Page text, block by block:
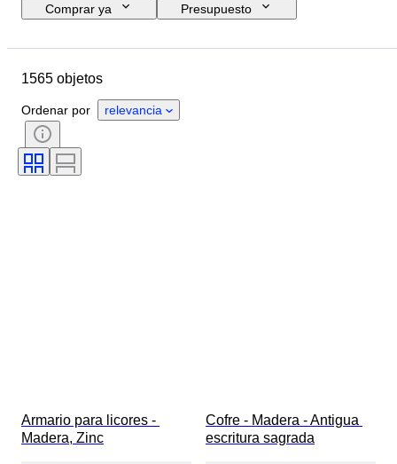
Comprar ya
Presupuesto
Marca
País de origen
Género
Estado
Certificado
Firma
1565 objetos
Ordenar por relevancia
Armario para licores -
Madera, Zinc
Cofre - Madera - Antigua
escritura sagrada